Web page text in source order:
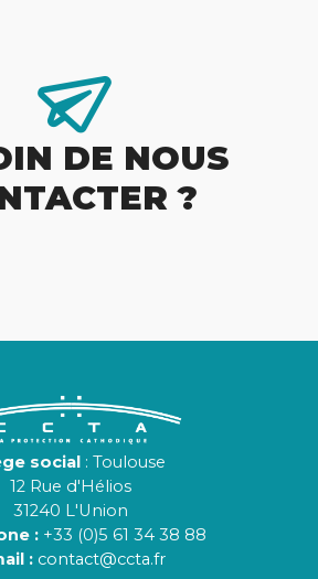
DE NOUS
?
social : Toulouse
12 Rue d'Hélios
31240 L'Union
: +33 (0)5 61 34 38 88
: contact@ccta.fr